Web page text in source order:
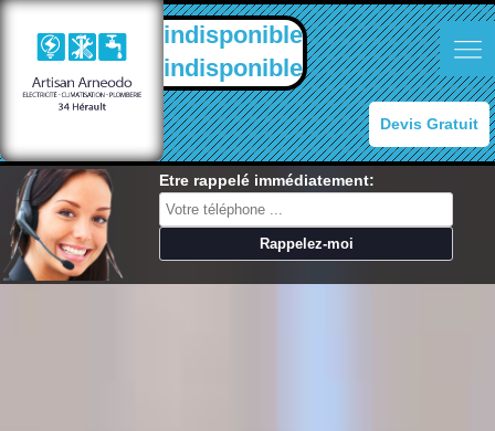
indisponible
indisponible
Devis Gratuit
Etre rappelé immédiatement: